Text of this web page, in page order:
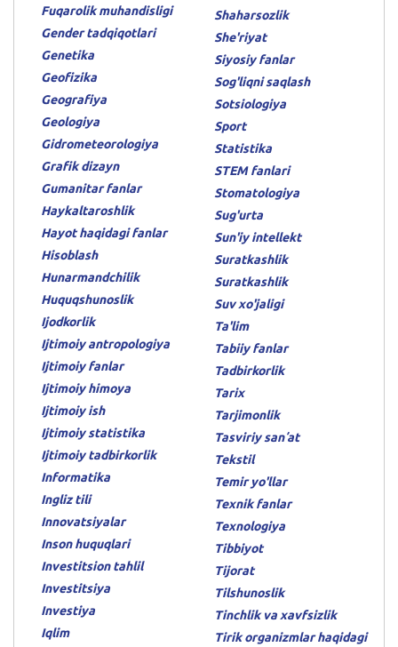
Fuqarolik muhandisligi
Gender tadqiqotlari
Genetika
Geofizika
Geografiya
Geologiya
Gidrometeorologiya
Grafik dizayn
Gumanitar fanlar
Haykaltaroshlik
Hayot haqidagi fanlar
Hisoblash
Hunarmandchilik
Huquqshunoslik
Ijodkorlik
Ijtimoiy antropologiya
Ijtimoiy fanlar
Ijtimoiy himoya
Ijtimoiy ish
Ijtimoiy statistika
Ijtimoiy tadbirkorlik
Informatika
Ingliz tili
Innovatsiyalar
Inson huquqlari
Investitsion tahlil
Investitsiya
Investiya
Iqlim
Shaharsozlik
She'riyat
Siyosiy fanlar
Sog'liqni saqlash
Sotsiologiya
Sport
Statistika
STEM fanlari
Stomatologiya
Sug'urta
Sun'iy intellekt
Suratkashlik
Suratkashlik
Suv xo'jaligi
Ta'lim
Tabiiy fanlar
Tadbirkorlik
Tarix
Tarjimonlik
Tasviriy sanʼat
Tekstil
Temir yo'llar
Texnik fanlar
Texnologiya
Tibbiyot
Tijorat
Tilshunoslik
Tinchlik va xavfsizlik
Tirik organizmlar haqidagi